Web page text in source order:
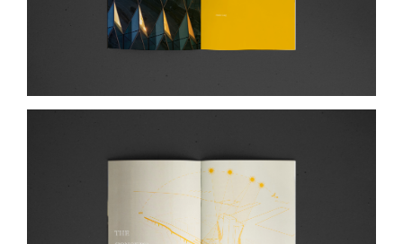
narrativo, evocando i raggi solari che si
infrangono sulle superfici sfaccettate. Un
visiva con rigore e precisione.